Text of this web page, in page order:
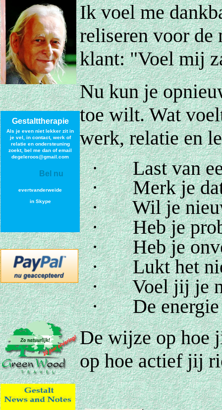
Gestalttherapie
Als je even niet lekker zit in
je vel, in contact, werk of
relatie en ondersteuning
zoekt, bel me dan of email
degeleroos@gmail.com
Bel nu
evertvanderweide
in Skype
Ik voel me
reliseren voor de
klant: "Voel mij
Nu kun je
toe wilt. Wat
werk, relatie en
·Last van
·Merk je
·Wil je
·Heb je
·Heb je
·Lukt het
·Voel jij je
·De
De wijze op hoe
op hoe actief jij